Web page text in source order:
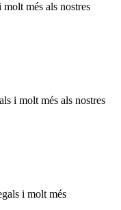
més als nostres
i molt més als nostres
i molt més